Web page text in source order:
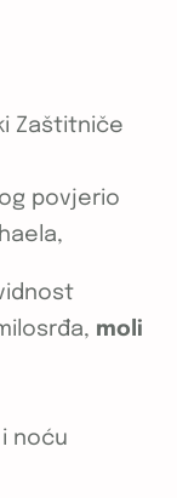
Zaštitniče
povjerio
moli
noću